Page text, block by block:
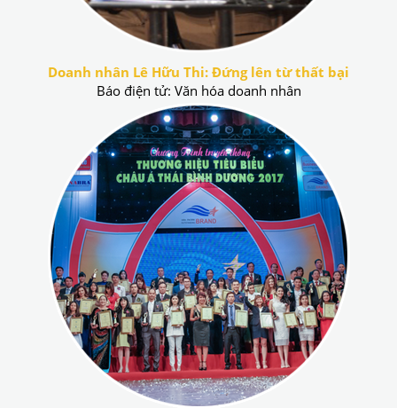
Doanh nhân Lê Hữu Thi: Đứng lên từ thất bại
Báo điện tử: Văn hóa doanh nhân